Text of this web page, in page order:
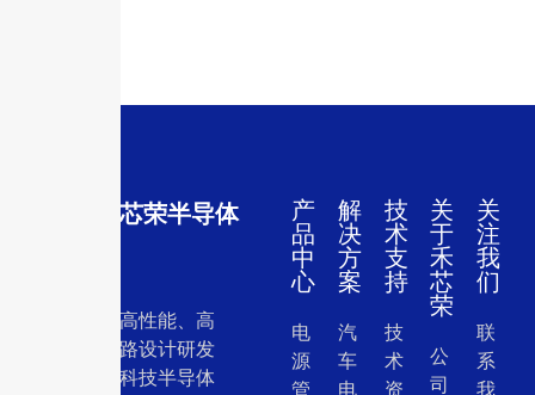
深圳市禾芯荣半导体
一家专注于高性能、高
质量集成电路设计研发
和销售的高科技半导体
产
品
中
心
电
源
管
解
决
方
案
汽
车
电
技
术
支
持
技
术
资
关
于
禾
芯
荣
公
司
关
注
我
们
联
系
我